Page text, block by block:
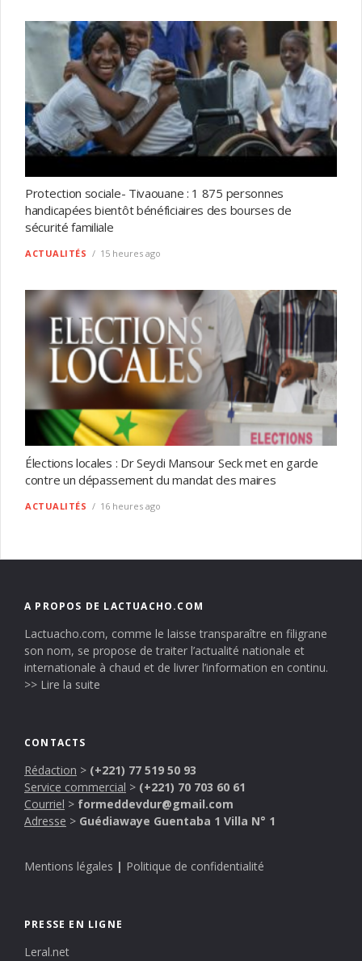
Protection sociale- Tivaouane : 1 875 personnes
handicapées bientôt bénéficiaires des bourses de
sécurité familiale
ACTUALITÉS 15 heures ago
Élections locales : Dr Seydi Mansour Seck met en garde
contre un dépassement du mandat des maires
ACTUALITÉS 16 heures ago
A PROPOS DE LACTUACHO.COM
Lactuacho.com, comme le laisse transparaître en filigrane
son nom, se propose de traiter l’actualité nationale et
internationale à chaud et de livrer l’information en continu.
>> Lire la suite
CONTACTS
Rédaction > (+221) 77 519 50 93
Service commercial > (+221) 70 703 60 61
Courriel > formeddevdur@gmail.com
Adresse > Guédiawaye Guentaba 1 Villa N° 1
Mentions légales | Politique de confidentialité
PRESSE EN LIGNE
Leral.net